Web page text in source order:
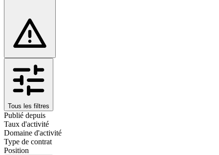
Tous les filtres
Publié depuis
Taux d'activité
Domaine d'activité
Type de contrat
Position